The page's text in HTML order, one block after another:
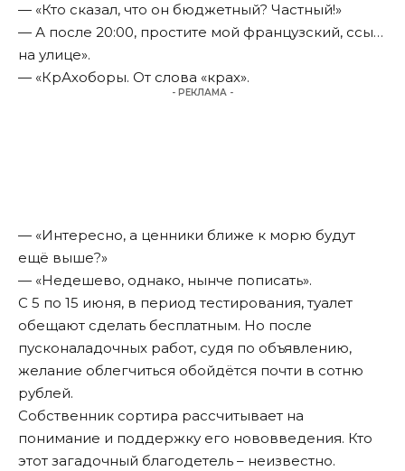
— «Кто сказал, что он бюджетный? Частный!»
— А после 20:00, простите мой французский, ссы…
на улице».
— «КрАхоборы. От слова «крах».
- РЕКЛАМА -
— «Интересно, а ценники ближе к морю будут
ещё выше?»
— «Недешево, однако, нынче пописать».
С 5 по 15 июня, в период тестирования, туалет
обещают сделать бесплатным. Но после
пусконаладочных работ, судя по объявлению,
желание облегчиться обойдётся почти в сотню
рублей.
Собственник сортира рассчитывает на
понимание и поддержку его нововведения. Кто
этот загадочный благодетель – неизвестно.